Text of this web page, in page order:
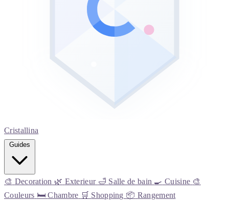
Cristallina
🎨 Decoration 🌿 Exterieur 🛁 Salle de bain 🍳 Cuisine 🎨
Couleurs 🛏️ Chambre 🛒 Shopping 📦 Rangement